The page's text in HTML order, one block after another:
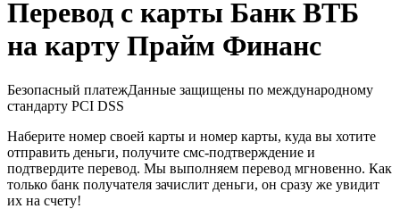
Перевод с карты Банк ВТБ
на карту Прайм Финанс
Безопасный платежДанные защищены по международному
стандарту PCI DSS
Наберите номер своей карты и номер карты, куда вы хотите
отправить деньги, получите смс-подтверждение и
подтвердите перевод. Мы выполняем перевод мгновенно. Как
только банк получателя зачислит деньги, он сразу же увидит
их на счету!